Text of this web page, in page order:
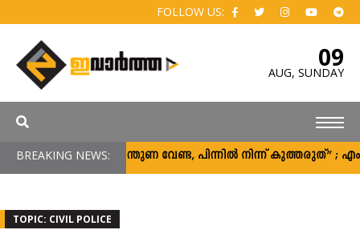
FOLLOW US:
09
AUG, SUNDAY
BREAKING NEWS:“പിന്തുണ വേണ്ട, പിന്നിൽ നിന്ന് കുത്തരുത്” ;
TOPIC: CIVIL POLICE